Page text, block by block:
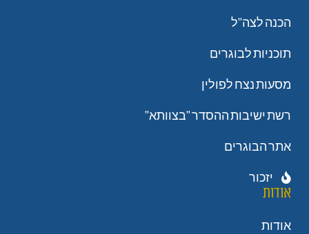
הכנה לצה"ל
תוכניות לבוגרים
מסעות נצח לפולין
רשת ישיבות ההסדר "בצוותא"
אתר הבוגרים
יזכור
אודות
אודות